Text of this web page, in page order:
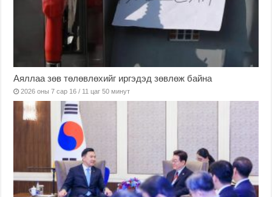
Аяллаа зөв төлөвлөхийг иргэдэд зөвлөж байна
2026 оны 7 сар 16 / 11 цаг 50 минут